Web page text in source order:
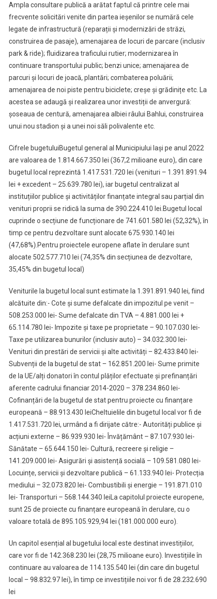
Ampla consultare publică a arătat faptul că printre cele mai
frecvente solicitări venite din partea ieșenilor se numără cele
legate de infrastructură (reparații și modernizări de străzi,
construirea de pasaje), amenajarea de locuri de parcare (inclusiv
park & ride); fluidizarea traficului rutier; modernizarea în
continuare transportului public; benzi unice; amenajarea de
parcuri și locuri de joacă, plantări; combaterea poluării;
amenajarea de noi piste pentru biciclete; creșe și grădinițe etc. La
acestea se adaugă și realizarea unor investiții de anvergură:
șoseaua de centură, amenajarea albiei râului Bahlui, construirea
unui nou stadion și a unei noi săli polivalente etc.
Cifrele bugetuluiBugetul general al Municipiului Iași pe anul 2022
are valoarea de 1.814.667.350 lei (367,2 milioane euro), din care
bugetul local reprezintă 1.417.531.720 lei (venituri – 1.391.891.94
lei + excedent – 25.639.780 lei), iar bugetul centralizat al
instituțiilor publice și activităților finanțate integral sau parțial din
venituri proprii se ridică la suma de 390.224.410 lei.Bugetul local
cuprinde o secțiune de funcționare de 741.601.580 lei (52,32%), în
timp ce pentru dezvoltare sunt alocate 675.930.140 lei
(47,68%).Pentru proiectele europene aflate în derulare sunt
alocate 502.577.710 lei (74,35% din secțiunea de dezvoltare,
35,45% din bugetul local)
Veniturile la bugetul local sunt estimate la 1.391.891.940 lei, fiind
alcătuite din:- Cote și sume defalcate din impozitul pe venit –
508.253.000 lei- Sume defalcate din TVA – 4.881.000 lei +
65.114.780 lei- Impozite și taxe pe proprietate – 90.107.030 lei-
Taxe pe utilizarea bunurilor (inclusiv auto) – 34.032.300 lei-
Venituri din prestări de servicii și alte activități – 82.433.840 lei-
Subvenții de la bugetul de stat – 162.851.200 lei- Sume primite
de la UE/alți donatori în contul plăților efectuate și prefinanțări
aferente cadrului financiar 2014-2020 – 378.234.860 lei-
Cofinanțări de la bugetul de stat pentru proiecte cu finanțare
europeană – 88.913.430 leiCheltuielile din bugetul local vor fi de
1.417.531.720 lei, urmând a fi dirijate către:- Autorități publice și
acțiuni externe – 86.939.930 lei- Învățământ – 87.107.930 lei-
Sănătate – 65.644.150 lei- Cultură, recreere și religie –
141.209.000 lei- Asigurări și asistență socială – 109.581.080 lei-
Locuințe, servicii și dezvoltare publică – 61.133.940 lei- Protecția
mediului – 32.073.820 lei- Combustibili și energie – 191.871.010
lei- Transporturi – 568.144.340 leiLa capitolul proiecte europene,
sunt 25 de proiecte cu finanțare europeană în derulare, cu o
valoare totală de 895.105.929,94 lei (181.000.000 euro).
Un capitol esențial al bugetului local este destinat investițiilor,
care vor fi de 142.368.230 lei (28,75 milioane euro). Investițiile în
continuare au valoarea de 114.135.540 lei (din care din bugetul
local – 98.832.97 lei), în timp ce investițiile noi vor fi de 28.232.690
lei